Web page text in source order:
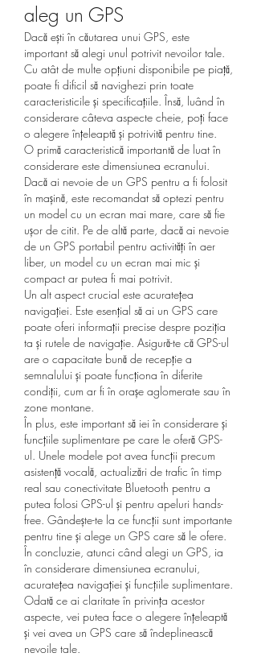
aleg un GPS
Dacă ești în căutarea unui GPS, este
important să alegi unul potrivit nevoilor tale.
Cu atât de multe opțiuni disponibile pe piață,
poate fi dificil să navighezi prin toate
caracteristicile și specificațiile. Însă, luând în
considerare câteva aspecte cheie, poți face
o alegere înțeleaptă și potrivită pentru tine.
O primă caracteristică importantă de luat în
considerare este dimensiunea ecranului.
Dacă ai nevoie de un GPS pentru a fi folosit
în mașină, este recomandat să optezi pentru
un model cu un ecran mai mare, care să fie
ușor de citit. Pe de altă parte, dacă ai nevoie
de un GPS portabil pentru activități în aer
liber, un model cu un ecran mai mic și
compact ar putea fi mai potrivit.
Un alt aspect crucial este acuratețea
navigației. Este esențial să ai un GPS care
poate oferi informații precise despre poziția
ta și rutele de navigație. Asigură-te că GPS-ul
are o capacitate bună de recepție a
semnalului și poate funcționa în diferite
condiții, cum ar fi în orașe aglomerate sau în
zone montane.
În plus, este important să iei în considerare și
funcțiile suplimentare pe care le oferă GPS-
ul. Unele modele pot avea funcții precum
asistență vocală, actualizări de trafic în timp
real sau conectivitate Bluetooth pentru a
putea folosi GPS-ul și pentru apeluri hands-
free. Gândește-te la ce funcții sunt importante
pentru tine și alege un GPS care să le ofere.
În concluzie, atunci când alegi un GPS, ia
în considerare dimensiunea ecranului,
acuratețea navigației și funcțiile suplimentare.
Odată ce ai claritate în privința acestor
aspecte, vei putea face o alegere înțeleaptă
și vei avea un GPS care să îndeplinească
nevoile tale.